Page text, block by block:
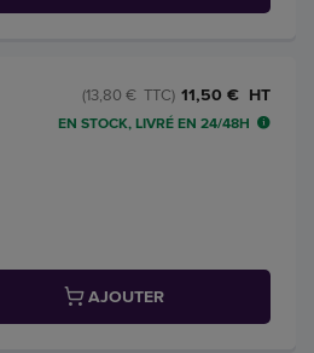
11,50 € HT
(13,80 € TTC)
EN STOCK, LIVRÉ EN 24/48H
AJOUTER